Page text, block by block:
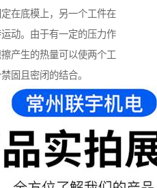
在底模上，另一个工件在
动。由于有一定的压力作
产生的热量可以使两个工
固且密闭的结合。